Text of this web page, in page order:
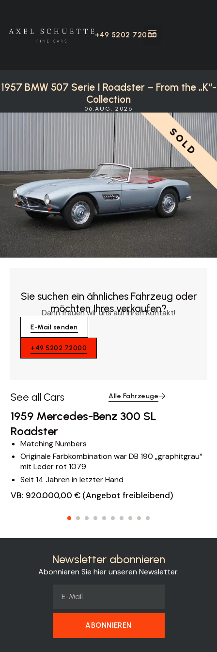
+49 5202 72000
1957 BMW 507 Serie I Roadster – From the „K“-
Collection
06.AUG. 2026
Sie suchen ein ähnliches Fahrzeug oder
möchten Ihres verkaufen?
Dann freuen wir uns auf Ihren Kontakt!
E-Mail senden
+49 5202 72000
See all Cars Alle Fahrzeuge
1959 Mercedes-Benz 300 SL
Roadster
Matching Numbers
Originale Farbkombination war DB 190 „graphitgrau“
mit Leder rot 1079
Seit 14 Jahren in letzter Hand
VB: 920.000,00 € (Angebot freibleibend)
Newsletter abonnieren
Abonnieren Sie hier unseren Newsletter.
ABONNIEREN